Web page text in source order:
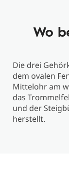
Wo
Die drei
dem ovalen
Mittelohr am
das
und der
herstellt.